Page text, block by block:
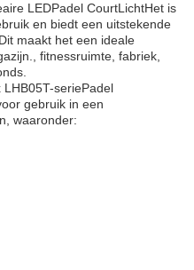
LEDPadel CourtLichtHet is
en biedt een uitstekende
maakt het een ideale
fitnessruimte, fabriek,
LHB05T-seriePadel
gebruik in een
waaronder: